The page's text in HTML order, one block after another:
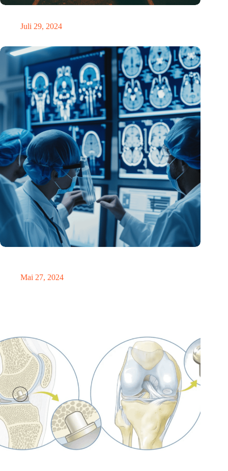
Juli 29, 2024
Mai 27, 2024